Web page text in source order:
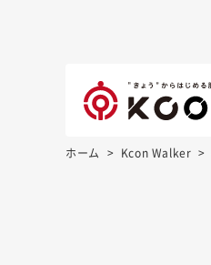
ホーム > Kcon Walker >